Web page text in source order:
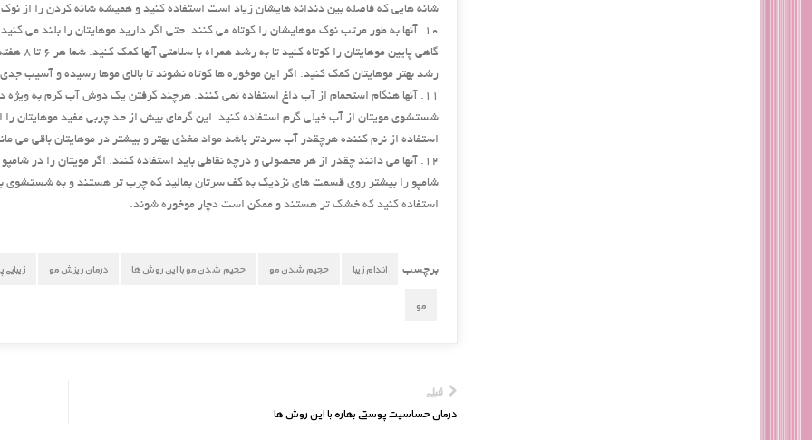
شانه هایی که فاصله بین دندانه هایشان زیاد است استفاده کنید و همیشه شانه کردن را از
10. آنها به طور مرتب نوک موهایشان را کوتاه می کنند. حتی اگر دارید موهایتان را بلند می
گاهی
رشد بهتر موهایتان کمک کنید. اگر این موخوره ها کوتاه نشوند تا بالای موها رسیده و آسیب
11. آنها هنگام استحمام از آب داغ استفاده نمی کنند. هرچند گرفتن یک دوش آب گرم به
شستشوی مویتان از آب خیلی گرم استفاده کنید. این گرمای بیش از حد چربی مفید موهایتان را
استفاده از نرم کننده هرچقدر آب سردتر باشد مواد مغذی بهتر و بیشتر در موهایتان باقی می
12. آنها می دانند چقدر از هر محصولی و درچه نقاطی باید استفاده کنند. اگر مویتان را در
شامپو را بیشتر روی قسمت های نزدیک به کف سرتان بمالید که چرب تر هستند و به شستشوی
استفاده کنید که خشک تر هستند و ممکن است دچار موخوره شوند.
برچسب اندام زیبا حجیم شدن مو حجیم شدن مو با این روش ها درمان ریزش مو
مو
قبلی
درمان حساسیت پوستی بهاره با این روش ها